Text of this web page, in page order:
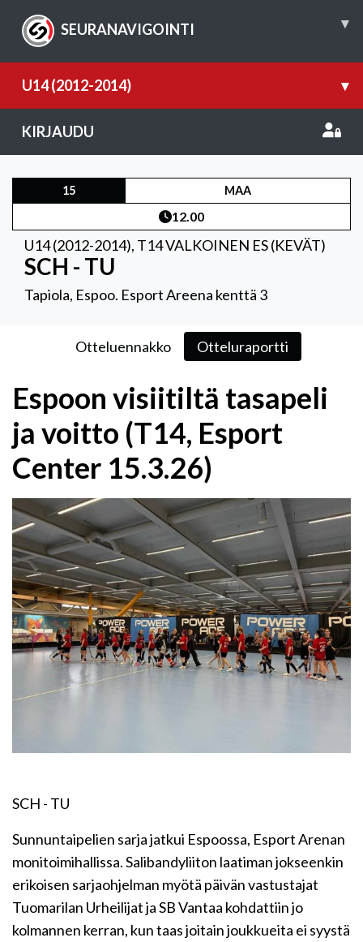
SEURANAVIGOINTI ▾
U14 (2012-2014) ▾
KIRJAUDU
15 MAA
12.00
U14 (2012-2014), T14 VALKOINEN ES (KEVÄT)
SCH - TU
Tapiola, Espoo. Esport Areena kenttä 3
Otteluennakko Otteluraportti
​Espoon visiitiltä tasapeli
ja voitto (T14, Esport
Center 15.3.26)
SCH - TU
Sunnuntaipelien sarja jatkui Espoossa, Esport Arenan
monitoimihallissa. Salibandyliiton laatiman jokseenkin
erikoisen sarjaohjelman myötä päivän vastustajat
Tuomarilan Urheilijat ja SB Vantaa kohdattiin jo
kolmannen kerran, kun taas joitain joukkueita ei syystä